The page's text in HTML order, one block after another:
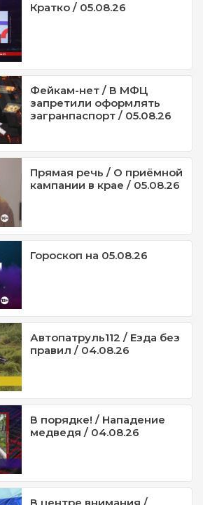
Кратко / 05.08.26
Фейкам-нет / В МФЦ
запретили оформлять
загранпаспорт / 05.08.26
Прямая речь / О приёмной
кампании в крае / 05.08.26
Гороскоп на 05.08.26
Автопатруль112 / Езда без
правил / 04.08.26
В порядке! / Нападение
медведя / 04.08.26